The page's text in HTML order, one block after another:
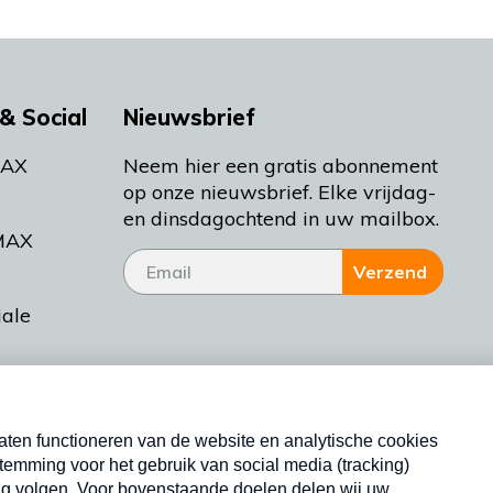
Social Nieuwsbrief
Neem hier een gratis abonnement
op onze nieuwsbrief. Elke vrijdag-
en dinsdagochtend in uw mailbox.
Verzend
Nieuwsbrief